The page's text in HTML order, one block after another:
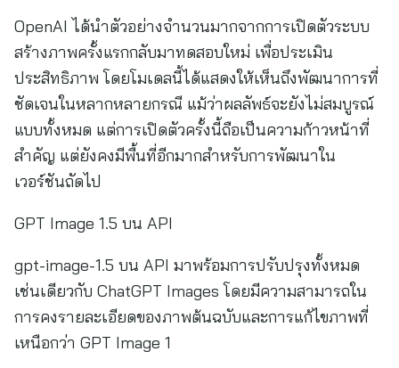
OpenAI ได้นำตัวอย่างจำนวนมากจากการเปิดตัวระบบ
สร้างภาพครั้งแรกกลับมาทดสอบใหม่ เพื่อประเมิน
ประสิทธิภาพ โดยโมเดลนี้ได้แสดงให้เห็นถึงพัฒนาการที่
ชัดเจนในหลากหลายกรณี แม้ว่าผลลัพธ์จะยังไม่สมบูรณ์
แบบทั้งหมด แต่การเปิดตัวครั้งนี้ถือเป็นความก้าวหน้าที่
สำคัญ แต่ยังคงมีพื้นที่อีกมากสำหรับการพัฒนาใน
เวอร์ชันถัดไป
GPT Image 1.5 บน API
gpt-image-1.5 บน API มาพร้อมการปรับปรุงทั้งหมด
เช่นเดียวกับ ChatGPT Images โดยมีความสามารถใน
การคงรายละเอียดของภาพต้นฉบับและการแก้ไขภาพที่
เหนือกว่า GPT Image 1